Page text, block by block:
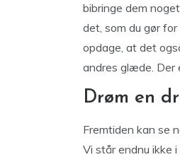
bibringe dem
det, som du gør
opdage, at det
andres glæde. Der
Drøm en
Fremtiden kan se
Vi står endnu ikke